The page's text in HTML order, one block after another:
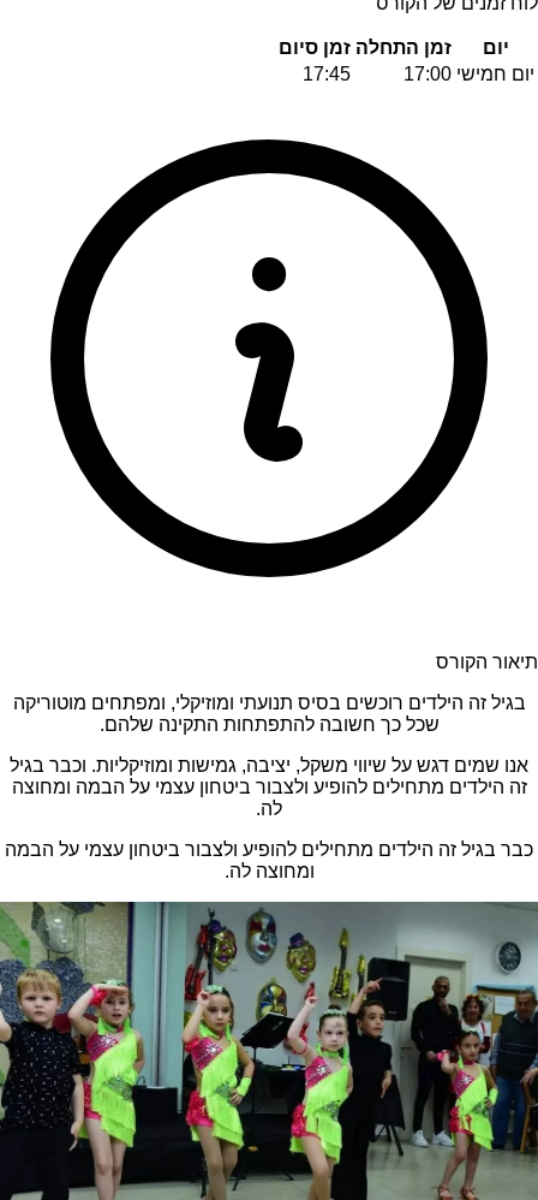
יום זמן התחלה זמן סיום
יום חמישי 17:00
17:45
תיאור הקורס
בגיל זה הילדים רוכשים בסיס תנועתי ומוזיקלי, ומפתחים מוטוריקה
שכל כך חשובה להתפתחות התקינה שלהם.
אנו שמים דגש על שיווי משקל, יציבה, גמישות ומוזיקליות. וכבר בגיל
זה הילדים מתחילים להופיע ולצבור ביטחון עצמי על הבמה ומחוצה
לה.
כבר בגיל זה הילדים מתחילים להופיע ולצבור ביטחון עצמי על הבמה
ומחוצה לה.